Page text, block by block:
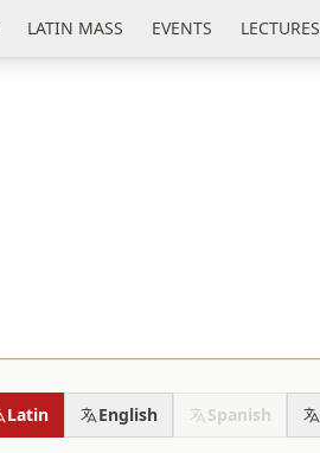
LATIN MASS EVENTS LECTURES
Latin English Spanish